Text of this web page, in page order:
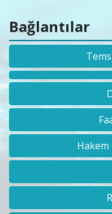
Bağlantılar